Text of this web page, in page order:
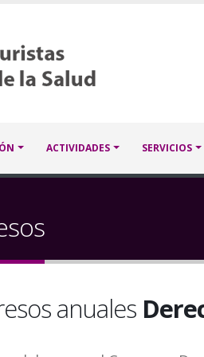
ACTIVIDADES SERVICIOS
anuales